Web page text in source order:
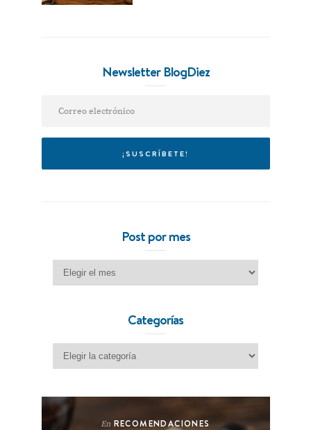
Newsletter BlogDiez
Post por mes
Post por mes
Categorías
Categorías
En RECOMENDACIONES